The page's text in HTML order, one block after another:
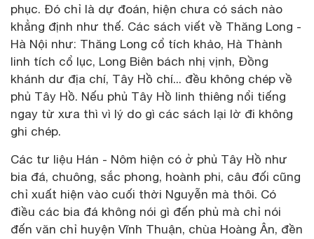
phục. Đó chỉ là dự đoán, hiện chưa có sách nào
khẳng định như thế. Các sách viết về Thăng Long -
Hà Nội như: Thăng Long cổ tích khảo, Hà Thành
linh tích cổ lục, Long Biên bách nhị vịnh, Đồng
khánh dư địa chí, Tây Hồ chí... đều không chép về
phủ Tây Hồ. Nếu phủ Tây Hồ linh thiêng nổi tiếng
ngay từ xưa thì vì lý do gì các sách lại lờ đi không
ghi chép.
Các tư liệu Hán - Nôm hiện có ở phủ Tây Hồ như
bia đá, chuông, sắc phong, hoành phi, câu đối cũng
chỉ xuất hiện vào cuối thời Nguyễn mà thôi. Có
điều các bia đá không nói gì đến phủ mà chỉ nói
đến văn chỉ huyện Vĩnh Thuận, chùa Hoàng Ân, đền